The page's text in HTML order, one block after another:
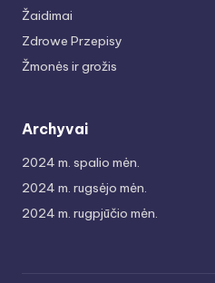
Žaidimai
Zdrowe Przepisy
Žmonės ir grožis
Archyvai
2024 m. spalio mėn.
2024 m. rugsėjo mėn.
2024 m. rugpjūčio mėn.